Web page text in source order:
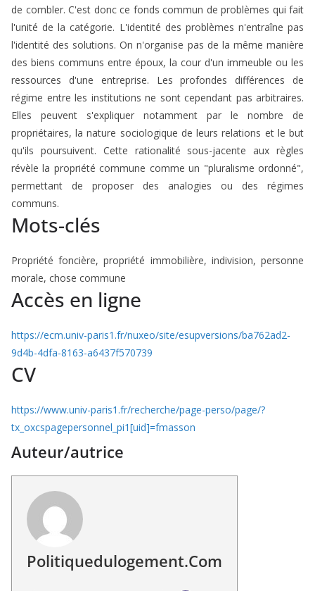
de combler. C'est donc ce fonds commun de problèmes qui fait
l'unité de la catégorie. L'identité des problèmes n'entraîne pas
l'identité des solutions. On n'organise pas de la même manière
des biens communs entre époux, la cour d'un immeuble ou les
ressources d'une entreprise. Les profondes différences de
régime entre les institutions ne sont cependant pas arbitraires.
Elles peuvent s'expliquer notamment par le nombre de
propriétaires, la nature sociologique de leurs relations et le but
qu'ils poursuivent. Cette rationalité sous-jacente aux règles
révèle la propriété commune comme un "pluralisme ordonné",
permettant de proposer des analogies ou des régimes
communs.
Mots-clés
Propriété foncière, propriété immobilière, indivision, personne
morale, chose commune
Accès en ligne
https://ecm.univ-paris1.fr/nuxeo/site/esupversions/ba762ad2-
9d4b-4dfa-8163-a6437f570739
CV
https://www.univ-paris1.fr/recherche/page-perso/page/?
tx_oxcspagepersonnel_pi1[uid]=fmasson
Auteur/autrice
Politiquedulogement.com